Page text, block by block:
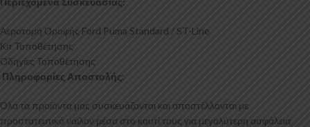
Αεροτομή Οροφής Ford Puma Standard / ST-Line
Κιτ Τοποθέτησης
Οδηγίες Τοποθέτησης
Πληροφορίες Αποστολής:
Όλα τα προϊόντα μας συσκευάζονται και αποστέλλονται με
προστατευτικό νάιλον μέσα στο κουτί τους για μεγαλύτερη ασφάλεια